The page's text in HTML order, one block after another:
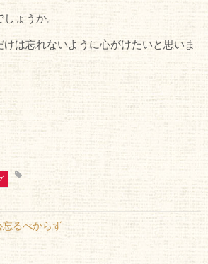
ょうか。
けは忘れないように心がけたいと思いま
忘るべからず